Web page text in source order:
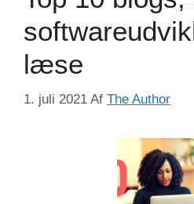
læse
1. juli 2021 Af The Author